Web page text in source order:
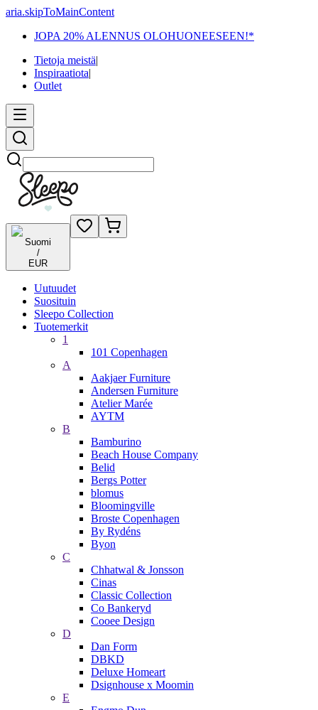
aria.skipToMainContent
JOPA 20% ALENNUS OLOHUONEESEEN!*
Tietoja meistä|
Inspiraatiota|
Outlet
Etsi
Suomi
/
EUR
Uutuudet
Suosituin
Sleepo Collection
Tuotemerkit
1
101 Copenhagen
A
Aakjaer Furniture
Andersen Furniture
Atelier Marée
AYTM
B
Bamburino
Beach House Company
Belid
Bergs Potter
blomus
Bloomingville
Broste Copenhagen
By Rydéns
Byon
C
Chhatwal & Jonsson
Cinas
Classic Collection
Co Bankeryd
Cooee Design
D
Dan Form
DBKD
Deluxe Homeart
Dsignhouse x Moomin
E